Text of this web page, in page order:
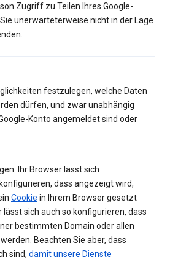
Zugriff zu Teilen Ihres Google-
unerwarteterweise nicht in der Lage
festzulegen, welche Daten
dürfen, und zwar unabhängig
Konto angemeldet sind oder
Ihr Browser lässt sich
dass angezeigt wird,
Cookie in Ihrem Browser gesetzt
lässt sich auch so konfigurieren, dass
bestimmten Domain oder allen
Beachten Sie aber, dass
sind, damit unsere Dienste